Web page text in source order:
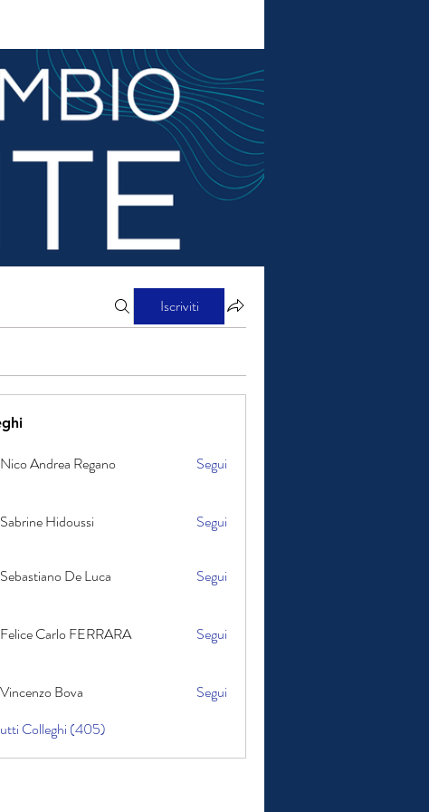
Iscriviti
Regano
Nico Andrea Regano Segui
Sabrine Hidoussi Segui
De Luca
Sebastiano De Luca Segui
Carlo FERRARA
Felice Carlo FERRARA Segui
Bova
Vincenzo Bova
Segui
Colleghi (405)